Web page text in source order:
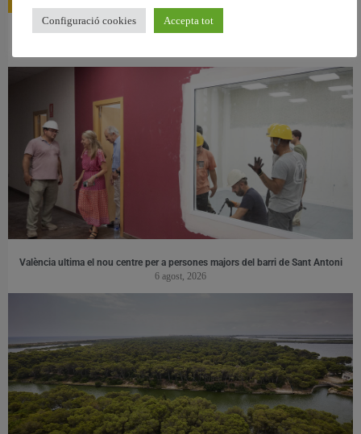
👀 Una mirada atenta puede marcar la diferencia.
València ultima el nou centre per a persones majors del barri de Sant Antoni
6 agost, 2026
Configuració cookies Accepta tot